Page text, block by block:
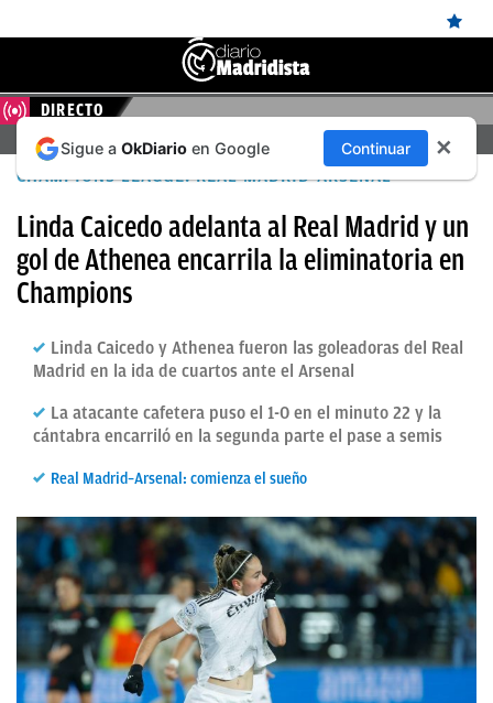
ÚLTIMAS
NOTICIAS
MADRID
BALONCESTO
FICHAJES
FEMENINO
PAPARAZZI
OKDIARIO
DIRECTO
FERENCVAROS – REAL MADRID, EN DIRECTO HOY
CHAMPIONS LEAGUE: REAL MADRID-ARSENAL
Linda Caicedo adelanta al Real Madrid y un
gol de Athenea encarrila la eliminatoria en
Champions
Linda Caicedo y Athenea fueron las goleadoras del Real
Madrid en la ida de cuartos ante el Arsenal
La atacante cafetera puso el 1-0 en el minuto 22 y la
cántabra encarriló en la segunda parte el pase a semis
Real Madrid–Arsenal: comienza el sueño
Sigue a OkDiario en Google Continuar ✕